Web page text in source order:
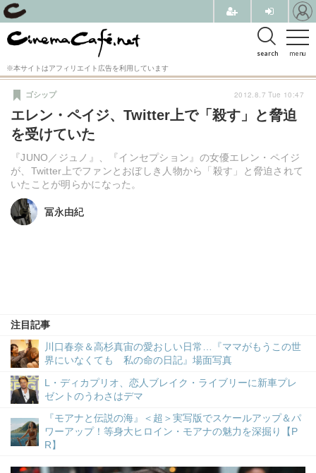
menu
search
※本サイトはアフィリエイト広告を利用しています
エレン・ペイジ、Twitter上で「殺す」と脅迫
を受けていた
『JUNO／ジュノ』、『インセプション』の女優エレン・ペイジ
が、Twitter上でファンとおぼしき人物から「殺す」と脅迫されて
いたことが明らかになった。
ゴシップ
冨永由紀
冨永由紀
注目記事
川口春奈＆高杉真宙の愛おしい日常…『ママがもうこの世
界にいなくても 私の命の日記』場面写真
L・ディカプリオ、恋人ブレイク・ライブリーに新車プレ
ゼントのうわさはデマ
『モアナと伝説の海』＜超＞実写版でスケールアップ＆パ
ワーアップ！等身大ヒロイン・モアナの魅力を深掘り【P
R】
2012.8.7 Tue 10:47